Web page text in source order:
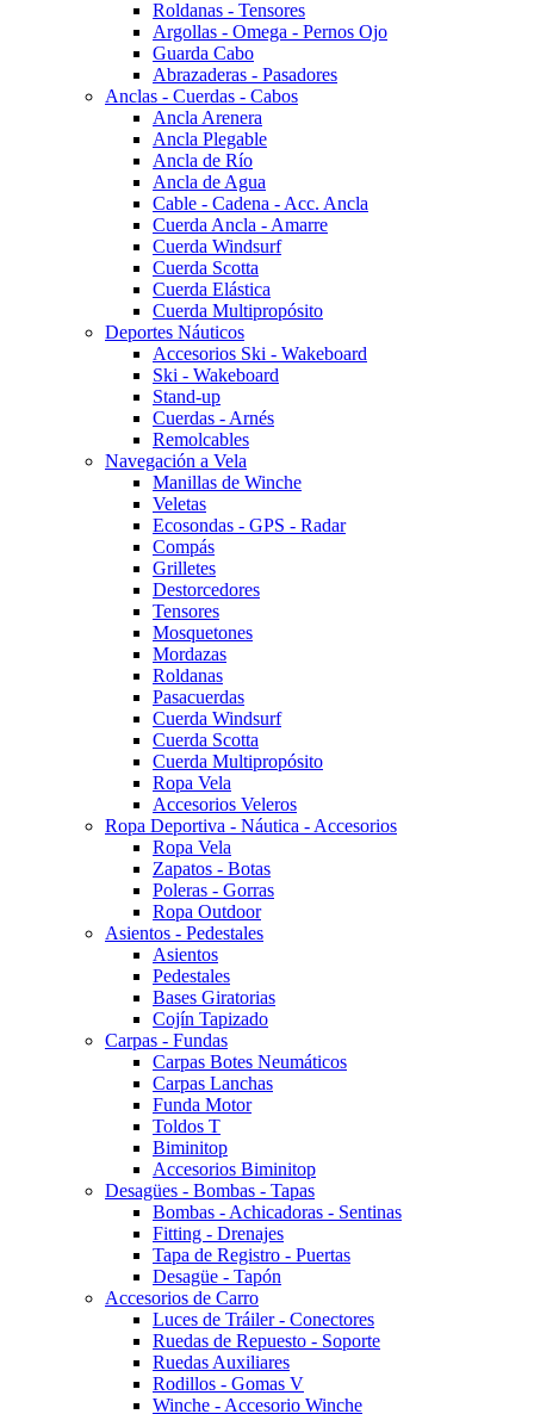
Roldanas - Tensores
Argollas - Omega - Pernos Ojo
Guarda Cabo
Abrazaderas - Pasadores
Anclas - Cuerdas - Cabos
Ancla Arenera
Ancla Plegable
Ancla de Río
Ancla de Agua
Cable - Cadena - Acc. Ancla
Cuerda Ancla - Amarre
Cuerda Windsurf
Cuerda Scotta
Cuerda Elástica
Cuerda Multipropósito
Deportes Náuticos
Accesorios Ski - Wakeboard
Ski - Wakeboard
Stand-up
Cuerdas - Arnés
Remolcables
Navegación a Vela
Manillas de Winche
Veletas
Ecosondas - GPS - Radar
Compás
Grilletes
Destorcedores
Tensores
Mosquetones
Mordazas
Roldanas
Pasacuerdas
Cuerda Windsurf
Cuerda Scotta
Cuerda Multipropósito
Ropa Vela
Accesorios Veleros
Ropa Deportiva - Náutica - Accesorios
Ropa Vela
Zapatos - Botas
Poleras - Gorras
Ropa Outdoor
Asientos - Pedestales
Asientos
Pedestales
Bases Giratorias
Cojín Tapizado
Carpas - Fundas
Carpas Botes Neumáticos
Carpas Lanchas
Funda Motor
Toldos T
Biminitop
Accesorios Biminitop
Desagües - Bombas - Tapas
Bombas - Achicadoras - Sentinas
Fitting - Drenajes
Tapa de Registro - Puertas
Desagüe - Tapón
Accesorios de Carro
Luces de Tráiler - Conectores
Ruedas de Repuesto - Soporte
Ruedas Auxiliares
Rodillos - Gomas V
Winche - Accesorio Winche